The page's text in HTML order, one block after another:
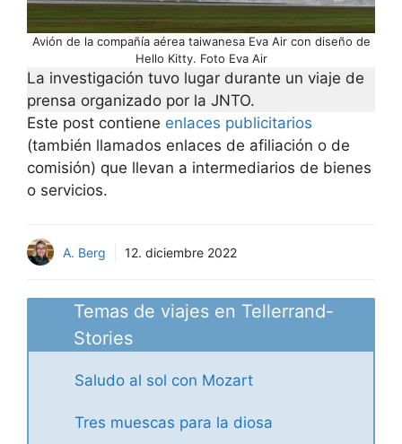
Avión de la compañía aérea taiwanesa Eva Air con diseño de
Hello Kitty. Foto Eva Air
La investigación tuvo lugar durante un viaje de
prensa organizado por la JNTO.
Este post contiene enlaces publicitarios
(también llamados enlaces de afiliación o de
comisión) que llevan a intermediarios de bienes
o servicios.
A. Berg 12. diciembre 2022
Temas de viajes en Tellerrand-
Stories
Saludo al sol con Mozart
Tres muescas para la diosa